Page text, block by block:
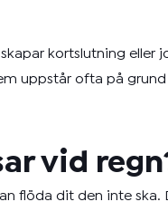
kortslutning eller
uppstår ofta på
vid
flöda dit den inte ska.